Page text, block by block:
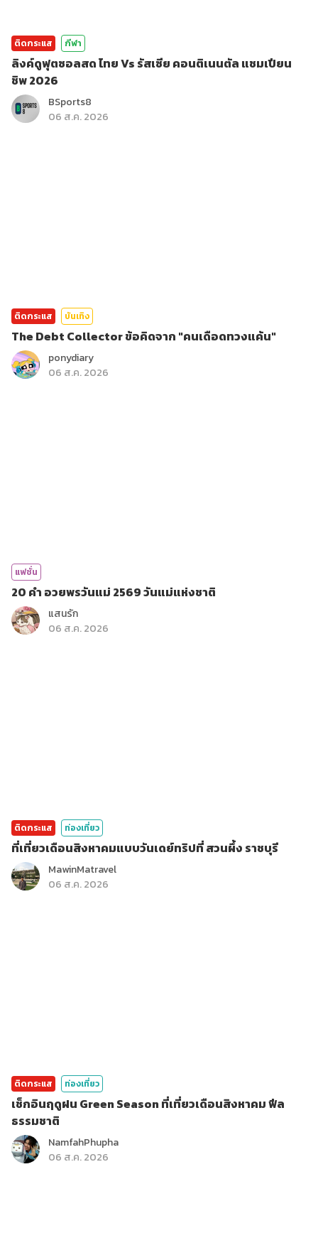
ติดกระแส กีฬา
ลิงค์ดูฟุตซอลสด ไทย Vs รัสเซีย คอนติเนนตัล แชมเปียน
ชิพ 2026
BSports8
06 ส.ค. 2026
ติดกระแส บันเทิง
The Debt Collector ข้อคิดจาก "คนเดือดทวงแค้น"
ponydiary
06 ส.ค. 2026
แฟชั่น
20 คำ อวยพรวันแม่ 2569 วันแม่แห่งชาติ
แสนรัก
06 ส.ค. 2026
ติดกระแส ท่องเที่ยว
ที่เที่ยวเดือนสิงหาคมแบบวันเดย์ทริปที่ สวนผึ้ง ราชบุรี
MawinMatravel
06 ส.ค. 2026
ติดกระแส ท่องเที่ยว
เช็กอินฤดูฝน Green Season ที่เที่ยวเดือนสิงหาคม ฟีล
ธรรมชาติ
NamfahPhupha
06 ส.ค. 2026